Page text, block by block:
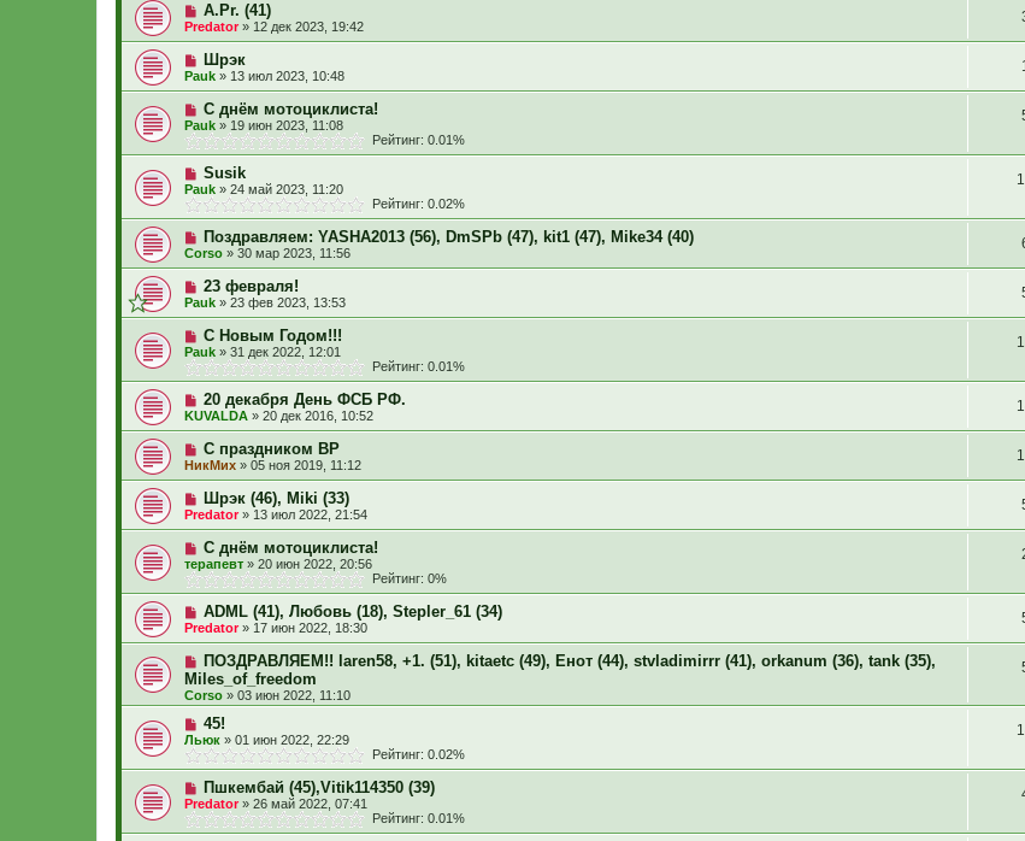
A.Pr. (41)
Predator» 12 дек 2023, 19:42
Шрэк
Pauk » 13 июл 2023, 10:48
С днём мотоциклиста!
Pauk » 19 июн 2023, 11:08
Рейтинг: 0.01%
Susik
Pauk » 24 май 2023, 11:20
Рейтинг: 0.02%
Поздравляем: YASHA2013 (56), DmSPb (47), kit1 (47), Mike34 (40)
Corso » 30 мар 2023, 11:56
23 февраля!
Pauk » 23 фев 2023, 13:53
С Новым Годом!!!
Pauk » 31 дек 2022, 12:01
Рейтинг: 0.01%
20 декабря День ФСБ РФ.
KUVALDA » 20 дек 2016, 10:52
С праздником ВР
НикМих » 05 ноя 2019, 11:12
Шрэк (46), Miki (33)
Predator» 13 июл 2022, 21:54
С днём мотоциклиста!
терапевт » 20 июн 2022, 20:56
Рейтинг: 0%
ADML (41), Любовь (18), Stepler_61 (34)
Predator» 17 июн 2022, 18:30
ПОЗДРАВЛЯЕМ!! laren58, +1. (51), kitaetc (49), Енот (44), stvladimirrr (41), orkanum (36), tank (35),
Miles_of_freedom
Corso » 03 июн 2022, 11:10
45!
Льюк » 01 июн 2022, 22:29
Рейтинг: 0.02%
Пшкембай (45),Vitik114350 (39)
Predator» 26 май 2022, 07:41
Рейтинг: 0.01%